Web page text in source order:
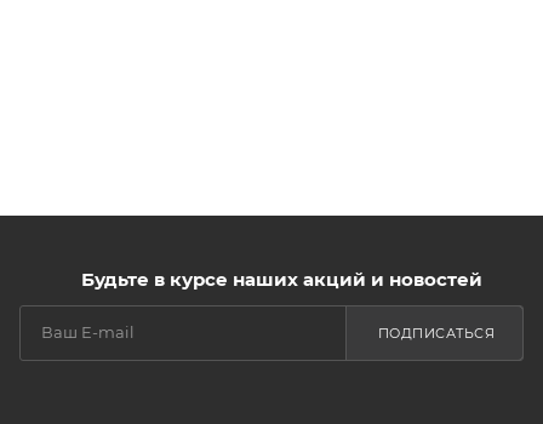
Будьте в курсе наших акций и новостей
ПОДПИСАТЬСЯ